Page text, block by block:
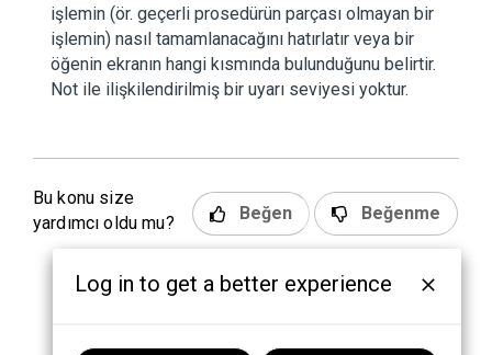
işlemin (ör. geçerli prosedürün parçası olmayan bir
işlemin) nasıl tamamlanacağını hatırlatır veya bir
öğenin ekranın hangi kısmında bulunduğunu belirtir.
Not ile ilişkilendirilmiş bir uyarı seviyesi yoktur.
Bu konu size
yardımcı oldu mu?
Beğen Beğenme
Log in to get a better experience